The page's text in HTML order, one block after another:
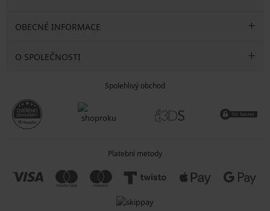
OBECNÉ INFORMACE
O SPOLEČNOSTI
Spolehlivý obchod
Platební metody